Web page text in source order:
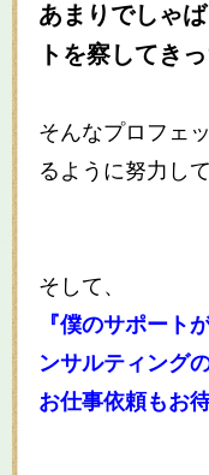
あまりでしゃ
トを察してき
そんなプロフェ
るように努力し
そして、
『僕のサポート
ンサルティング
お仕事依頼もお